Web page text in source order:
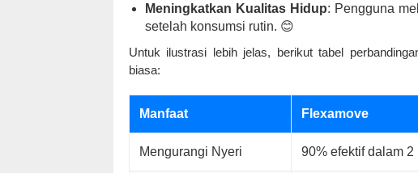
Meningkatkan Kualitas Hidup: Pengguna
setelah konsumsi rutin. 😊
Untuk ilustrasi lebih jelas, berikut tabel
biasa:
Manfaat Flexamove
Mengurangi Nyeri 90% efektif dalam 2